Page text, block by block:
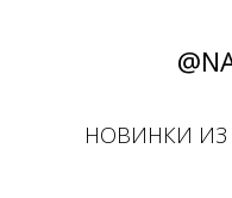
НОВИНКИ ИЗ